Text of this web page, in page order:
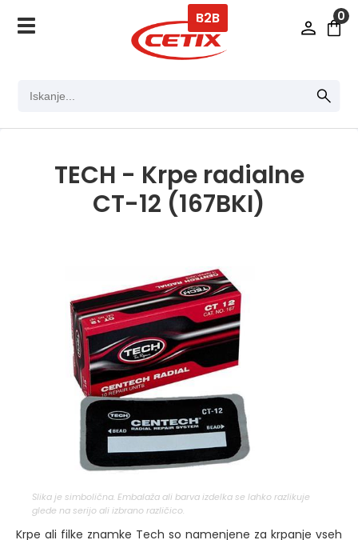
0
B2B
TECH - Krpe radialne
CT-12 (167BKI)
Slika je simbolična. Embalaža ali barva izdelka se lahko razlikuje
glede na serijo ali izbrano različico.
Krpe ali filke znamke Tech so namenjene za krpanje vseh